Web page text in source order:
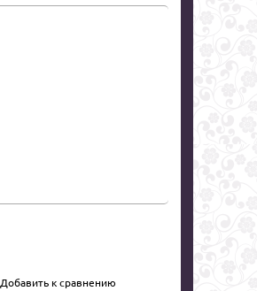
Добавить к сравнению